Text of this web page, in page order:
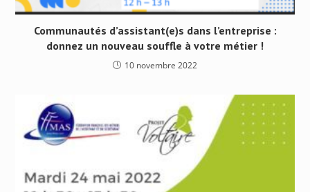
Communautés d’assistant(e)s dans l’entreprise :
donnez un nouveau souffle à votre métier !
10 novembre 2022